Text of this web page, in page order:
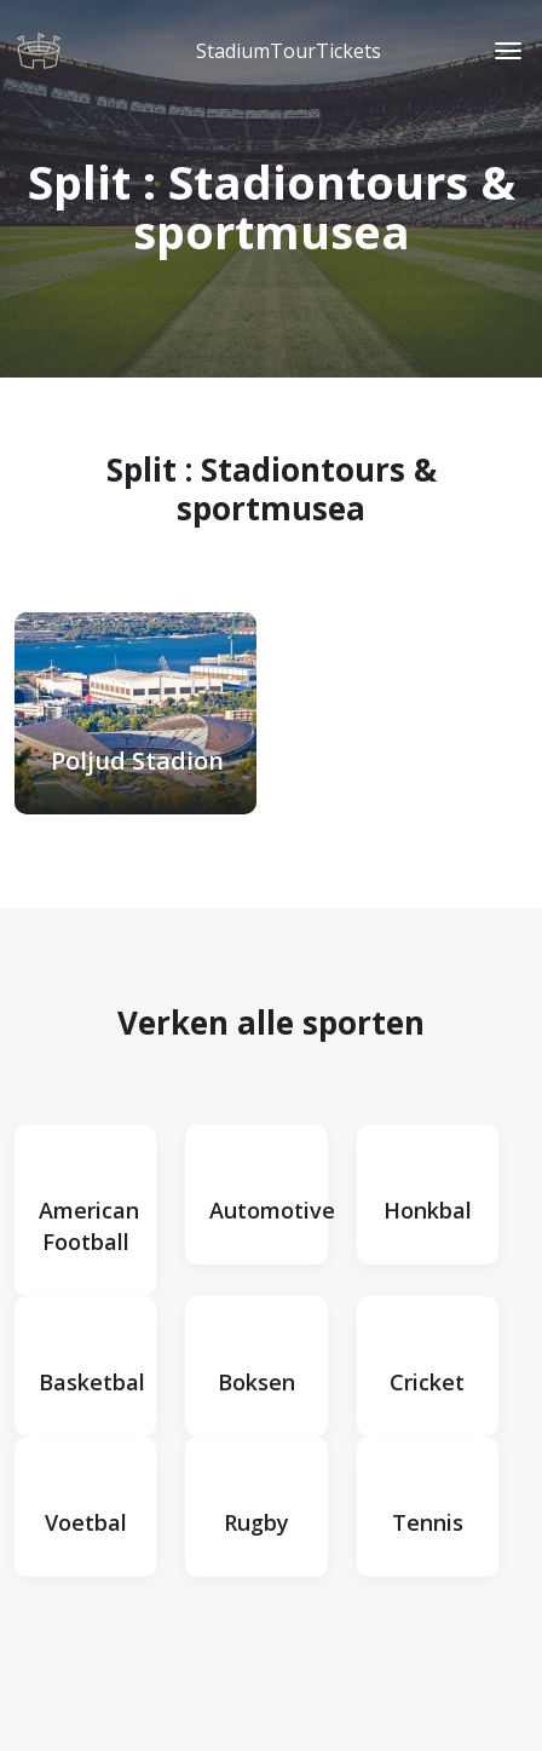
StadiumTourTickets
Split : Stadiontours &
sportmusea
Split : Stadiontours &
sportmusea
Poljud Stadion
Verken alle sporten
American
Football
Automotive Honkbal
Basketbal Boksen Cricket
Voetbal Rugby Tennis